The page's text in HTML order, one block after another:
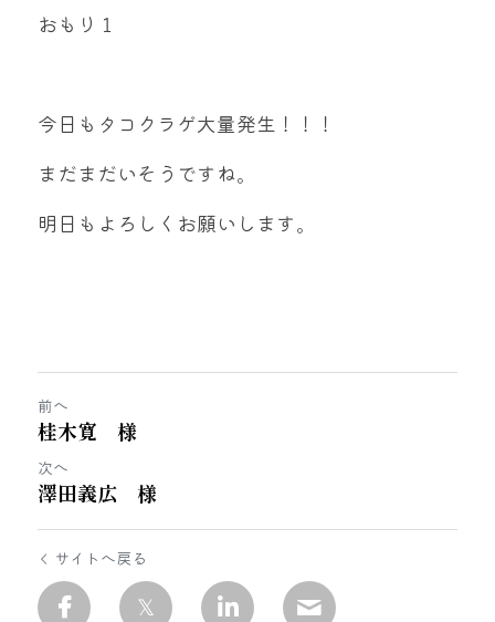
おもり１
今日もタコクラゲ大量発生！！！
まだまだいそうですね。
明日もよろしくお願いします。
前へ
桂木寛 様
次へ
澤田義広 様
サイトへ戻る